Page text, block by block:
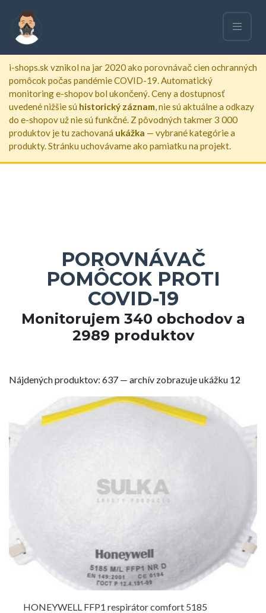
i-shops.sk vznikol na jar 2020 ako porovnávač cien ochranných
pomôcok počas pandémie COVID-19. Automatický
monitoring e-shopov bol ukončený. Ceny a dostupnosť
uvedené nižšie sú historický záznam , nie sú aktuálne a odkazy
do e-shopov už nie sú funkčné. Z pôvodných takmer 3 000
produktov je tu zachovaná ukážka — vybrané kategórie a
produkty. Stránku uchovávame ako pamiatku na projekt.
POROVNÁVAČ
POMÔCOK PROTI
COVID-19
Monitorujem 340 obchodov a
2989 produktov
Nájdených produktov: 637 — archív zobrazuje ukážku 12
HONEYWELL FFP1 respirátor comfort 5185